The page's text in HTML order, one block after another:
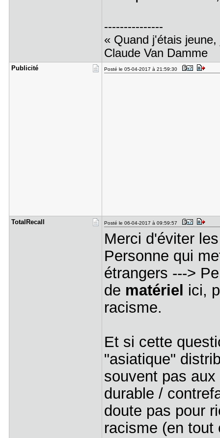
---------------
« Quand j'étais
Claude Van Damme
Publicité Posté le 05-04-2017 à 21:59:30
TotalRecal​l Posté le 06-04-2017 à 09:59:57
Merci d'éviter
Personne qui
étrangers --->
de matériel ici,
racisme.
Et si cette
"asiatique"
souvent pas
durable /
doute pas pour
racisme (en tout